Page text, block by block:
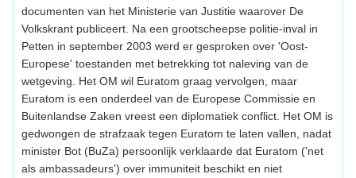
documenten van het Ministerie van Justitie waarover De
Volkskrant publiceert. Na een grootscheepse politie-inval in
Petten in september 2003 werd er gesproken over 'Oost-
Europese' toestanden met betrekking tot naleving van de
wetgeving. Het OM wil Euratom graag vervolgen, maar
Euratom is een onderdeel van de Europese Commissie en
Buitenlandse Zaken vreest een diplomatiek conflict. Het OM is
gedwongen de strafzaak tegen Euratom te laten vallen, nadat
minister Bot (BuZa) persoonlijk verklaarde dat Euratom ('net
als ambassadeurs') over immuniteit beschikt en niet